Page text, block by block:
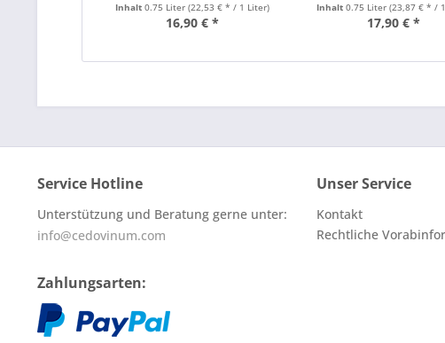
Inhalt 0.75 Liter (22,53 € * / 1 Liter)
16,90 € *
Inhalt0.75 Liter(23,87 € * /
17,90 € *
Service Hotline
Unterstützung und Beratung gerne unter:
info@cedovinum.com
Zahlungsarten:
Unser Service
Kontakt
Rechtliche